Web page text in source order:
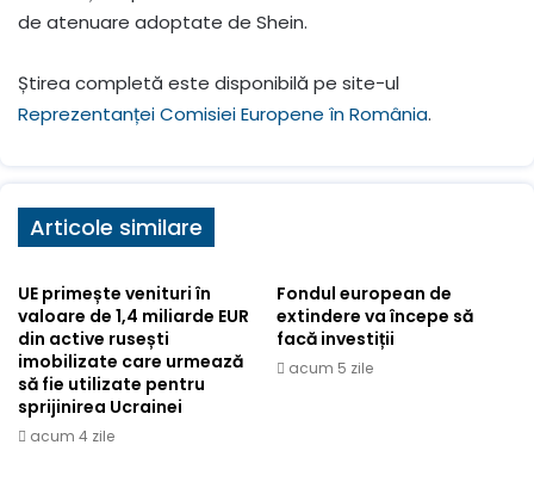
de atenuare adoptate de Shein.
Știrea completă este disponibilă pe site-ul
Reprezentanței Comisiei Europene în România.
Articole similare
UE primește venituri în
valoare de 1,4 miliarde EUR
din active rusești
imobilizate care urmează
să fie utilizate pentru
sprijinirea Ucrainei
acum 4 zile
Fondul european de
extindere va începe să
facă investiții
acum 5 zile